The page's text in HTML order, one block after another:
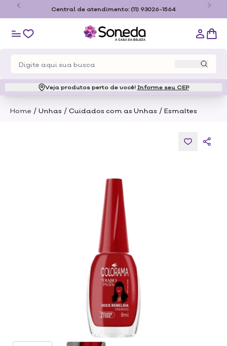
Central de atendimento: (11) 93026-1564
Veja produtos perto de você! Informe seu CEP
Home / Unhas / Cuidados com as Unhas / Esmaltes